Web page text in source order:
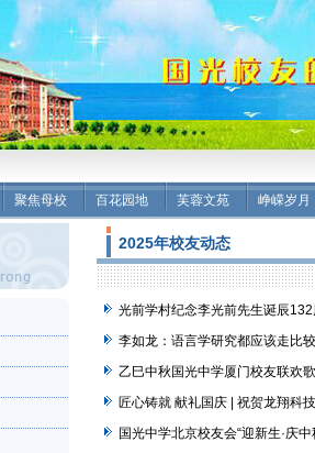
聚焦母校 百花园地 芙蓉文苑 峥嵘岁月
2025年校友动态
光前学村纪念李光前先生诞辰
李如龙：语言学研究都应该走比
乙巳中秋国光中学厦门校友联欢
匠心铸就 献礼国庆 | 祝贺龙翔科
国光中学北京校友会“迎新生·庆